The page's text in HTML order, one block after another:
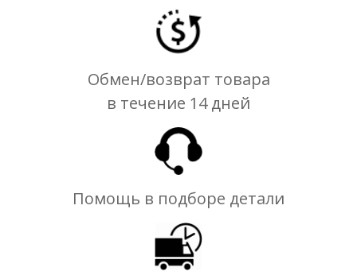
Обмен/возврат товара
в течение 14 дней
Помощь в подборе детали